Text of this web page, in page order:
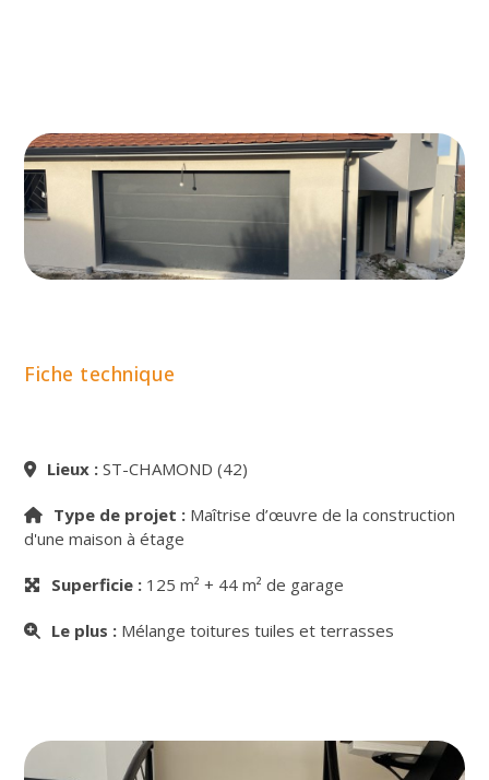
Fiche technique
Lieux : ST-CHAMOND (42)
Type de projet : Maîtrise d’œuvre de la construction
d'une maison à étage
Superficie : 125 m² + 44 m² de garage
Le plus : Mélange toitures tuiles et terrasses